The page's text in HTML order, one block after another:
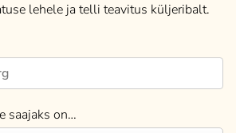
lehele ja telli teavitus küljeribalt.
saajaks on…